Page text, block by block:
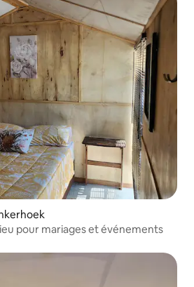
pour mariages et événements